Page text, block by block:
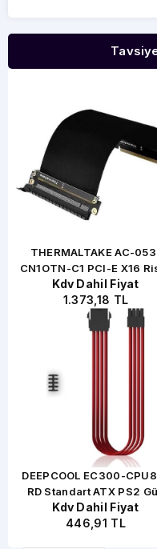
THERMALTAKE AC-
CN1OTN-C1 PCI-E X16
Cable
Kdv Dahil Fiyat
1.373,18 TL
DEEPCOOL EC300-
RD Standart ATX PS2
Kaynağı Uzatma Kablosu
Yüksek Kaliteli 18AWG
Kdv Dahil Fiyat
446,91 TL